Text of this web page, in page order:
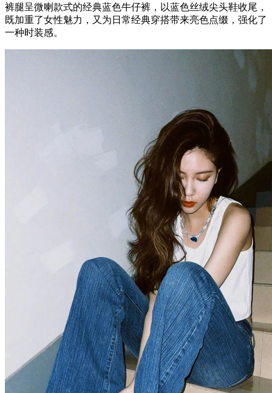
裤腿呈微喇款式的经典蓝色牛仔裤，以蓝色丝绒尖头鞋收尾，
既加重了女性魅力，又为日常经典穿搭带来亮色点缀，强化了
一种时装感。